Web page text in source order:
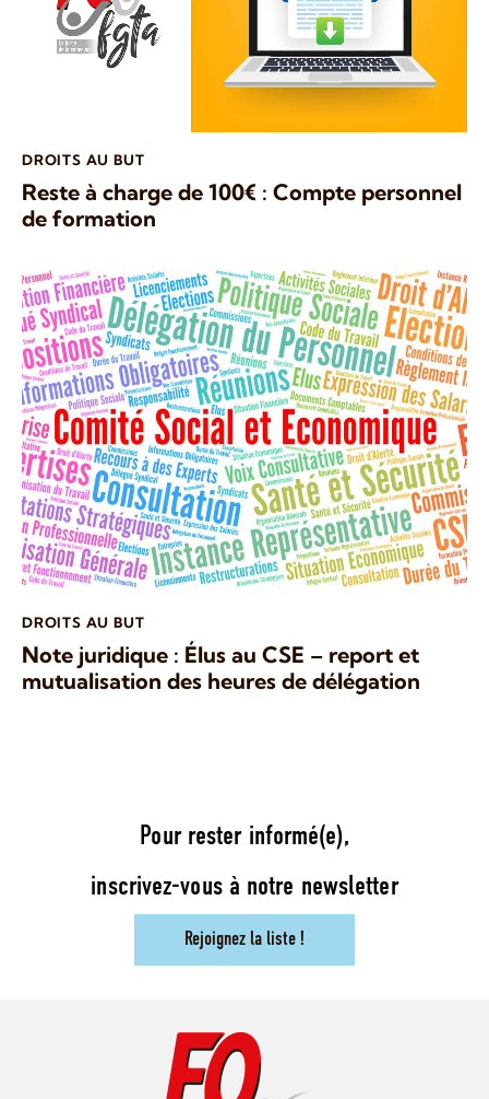
DROITS AU BUT
Reste à charge de 100€ : Compte personnel
de formation
DROITS AU BUT
Note juridique : Élus au CSE – report et
mutualisation des heures de délégation
Pour rester informé(e),
inscrivez-vous à notre newsletter
Rejoignez la liste !